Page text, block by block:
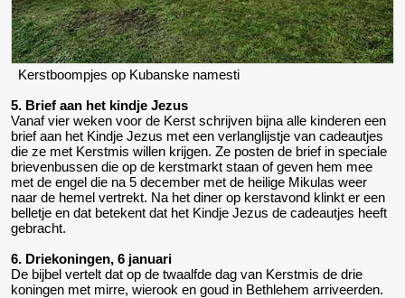
Kerstboompjes op Kubanske namesti
5. Brief aan het kindje Jezus
Vanaf vier weken voor de Kerst schrijven bijna alle kinderen een
brief aan het Kindje Jezus met een verlanglijstje van cadeautjes
die ze met Kerstmis willen krijgen. Ze posten de brief in speciale
brievenbussen die op de kerstmarkt staan of geven hem mee
met de engel die na 5 december met de heilige Mikulas weer
naar de hemel vertrekt. Na het diner op kerstavond klinkt er een
belletje en dat betekent dat het Kindje Jezus de cadeautjes heeft
gebracht.
6. Driekoningen, 6 januari
De bijbel vertelt dat op de twaalfde dag van Kerstmis de drie
koningen met mirre, wierook en goud in Bethlehem arriveerden.